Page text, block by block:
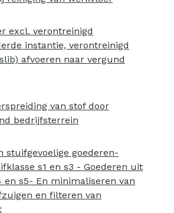
excl. verontreinigd
instantie, verontreinigd
afvoeren naar vergund
van stof door
bedrijfsterrein
stuifgevoelige goederen-
s1 en s3 - Goederen uit
en s5- En minimaliseren van
en filteren van